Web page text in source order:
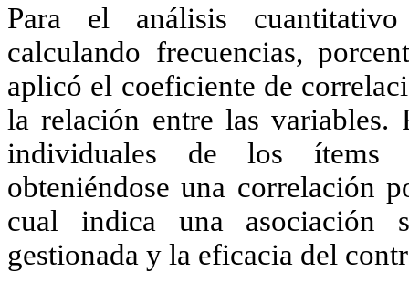
Para el análisis
calculando frecuencias,
aplicó el coeficiente de
la relación entre las variables.
individuales de los ítems
obteniéndose una correlación
cual indica una asociación
gestionada y la eficacia del